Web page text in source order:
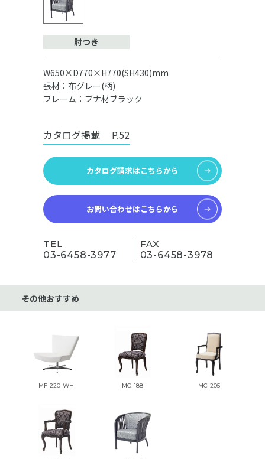
肘つき
W650×D770×H770(SH430)mm
張材：布グレー(柄)
フレーム：ブナ材ブラック
カタログ掲載 P.52
カタログ請求はこちらから
お問い合わせはこちらから
TEL
03-6458-3977
FAX
03-6458-3978
その他おすすめ
MF-220-WH MC-188 MC-205